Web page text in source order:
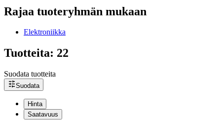
Rajaa tuoteryhmän mukaan
Elektroniikka
Tuotteita: 22
Suodata tuotteita
Suodata
Hinta
Saatavuus